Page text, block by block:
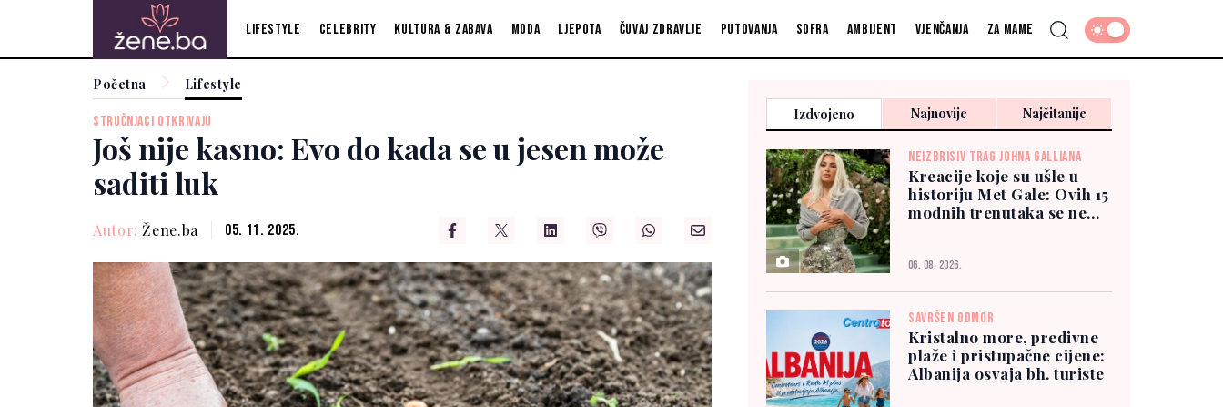
Lifestyle Celebrity Kultura & zabava Moda Ljepota Čuvaj zdravlje Putovanja Sofra Ambijent Vjenčanja Za mame
Početna Lifestyle
STRUČNJACI OTKRIVAJU
Još nije kasno: Evo do kada se u jesen može
saditi luk
Autor: Žene.ba 05. 11. 2025.
Izdvojeno Najnovije Najčitanije
NEIZBRISIV TRAG JOHNA GALLIANA
Kreacije koje su ušle u
historiju Met Gale: Ovih 15
modnih trenutaka se ne
06. 08. 2026.
SAVRŠEN ODMOR
Kristalno more, predivne
plaže i pristupačne cijene:
Albanija osvaja bh. turiste